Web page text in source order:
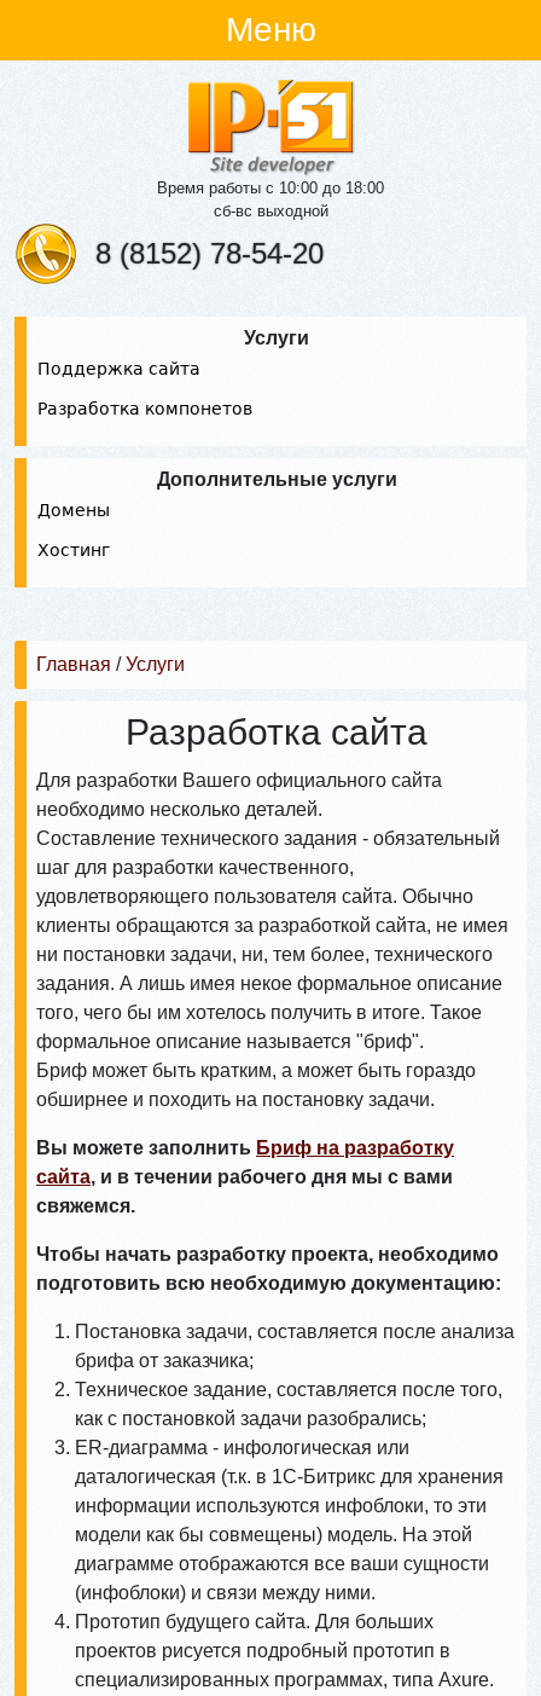
Меню
Время работы с 10:00 до 18:00
сб-вс выходной
8 (8152) 78-54-20
Услуги
Поддержка сайта
Разработка компонетов
Дополнительные услуги
Домены
Хостинг
Главная /Услуги
Разработка сайта
Для разработки Вашего официального сайта
необходимо несколько деталей.
Составление технического задания - обязательный
шаг для разработки качественного,
удовлетворяющего пользователя сайта. Обычно
клиенты обращаются за разработкой сайта, не имея
ни постановки задачи, ни, тем более, технического
задания. А лишь имея некое формальное описание
того, чего бы им хотелось получить в итоге. Такое
формальное описание называется "бриф".
Бриф может быть кратким, а может быть гораздо
обширнее и походить на постановку задачи.
Вы можете заполнить Бриф на разработку
сайта, и в течении рабочего дня мы с вами
свяжемся.
Чтобы начать разработку проекта, необходимо
подготовить всю необходимую документацию:
Постановка задачи, составляется после анализа
брифа от заказчика;
Техническое задание, составляется после того,
как с постановкой задачи разобрались;
ER-диаграмма - инфологическая или
даталогическая (т.к. в 1С-Битрикс для хранения
информации используются инфоблоки, то эти
модели как бы совмещены) модель. На этой
диаграмме отображаются все ваши сущности
(инфоблоки) и связи между ними.
Прототип будущего сайта. Для больших
проектов рисуется подробный прототип в
специализированных программах, типа Axure.